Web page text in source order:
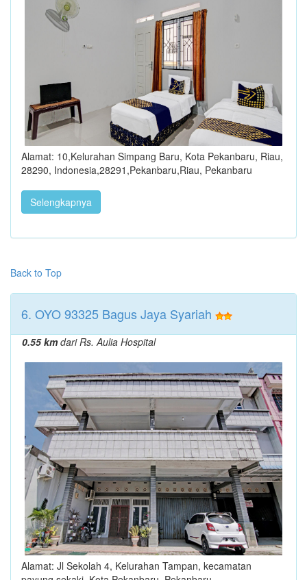
Alamat: 10,Kelurahan Simpang Baru, Kota Pekanbaru, Riau,
28290, Indonesia,28291,Pekanbaru,Riau, Pekanbaru
Selengkapnya
Back to Top
6. OYO 93325 Bagus Jaya Syariah
0.55 kmdari Rs. Aulia Hospital
Alamat: Jl Sekolah 4, Kelurahan Tampan, kecamatan